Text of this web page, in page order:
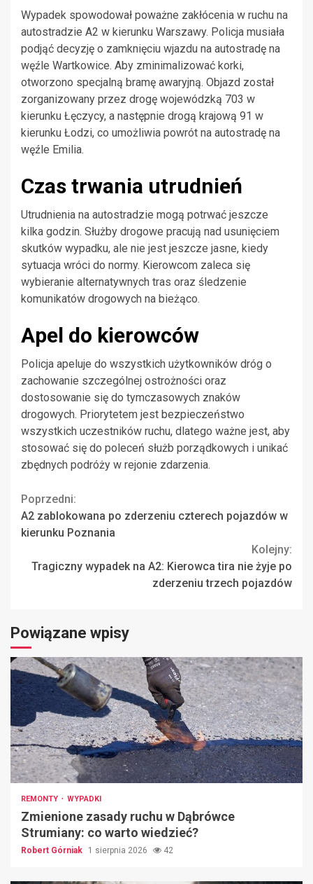
Wypadek spowodował poważne zakłócenia w ruchu na
autostradzie A2 w kierunku Warszawy. Policja musiała
podjąć decyzję o zamknięciu wjazdu na autostradę na
węźle Wartkowice. Aby zminimalizować korki,
otworzono specjalną bramę awaryjną. Objazd został
zorganizowany przez drogę wojewódzką 703 w
kierunku Łęczycy, a następnie drogą krajową 91 w
kierunku Łodzi, co umożliwia powrót na autostradę na
węźle Emilia.
Czas trwania utrudnień
Utrudnienia na autostradzie mogą potrwać jeszcze
kilka godzin. Służby drogowe pracują nad usunięciem
skutków wypadku, ale nie jest jeszcze jasne, kiedy
sytuacja wróci do normy. Kierowcom zaleca się
wybieranie alternatywnych tras oraz śledzenie
komunikatów drogowych na bieżąco.
Apel do kierowców
Policja apeluje do wszystkich użytkowników dróg o
zachowanie szczególnej ostrożności oraz
dostosowanie się do tymczasowych znaków
drogowych. Priorytetem jest bezpieczeństwo
wszystkich uczestników ruchu, dlatego ważne jest, aby
stosować się do poleceń służb porządkowych i unikać
zbędnych podróży w rejonie zdarzenia.
Continue
Reading
Poprzedni:
A2 zablokowana po zderzeniu czterech pojazdów w
kierunku Poznania
Kolejny:
Tragiczny wypadek na A2: Kierowca tira nie żyje po
zderzeniu trzech pojazdów
Powiązane wpisy
REMONTY WYPADKI
Zmienione zasady ruchu w Dąbrówce
Strumiany: co warto wiedzieć?
Robert Górniak 1 sierpnia 2026 42